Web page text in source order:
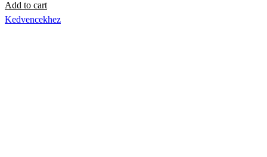
Add to cart
Kedvencekhez